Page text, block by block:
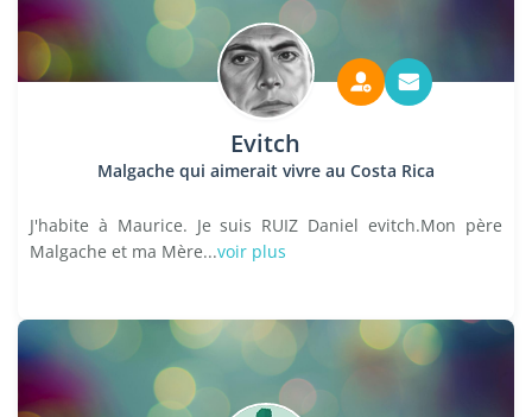
Evitch
Malgache qui aimerait vivre au Costa Rica
J'habite à Maurice. Je suis RUIZ Daniel evitch.Mon père
Malgache et ma Mère...voir plus